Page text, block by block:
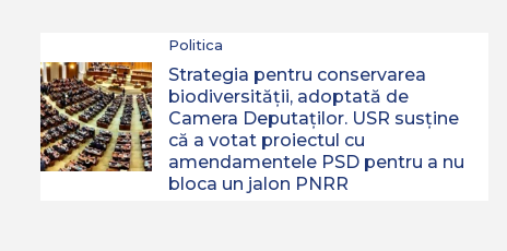
Politica
Strategia pentru conservarea
biodiversităţii, adoptată de
Camera Deputaţilor. USR susține
că a votat proiectul cu
amendamentele PSD pentru a nu
bloca un jalon PNRR